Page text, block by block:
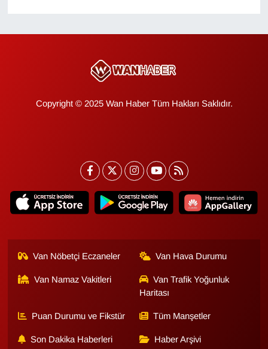
Copyright © 2025 Wan Haber Tüm Hakları Saklıdır.
Van Nöbetçi Eczaneler Van Hava Durumu
Van Namaz Vakitleri
Van Trafik Yoğunluk
Haritası
Puan Durumu ve Fikstür Tüm Manşetler
Son Dakika Haberleri Haber Arşivi
ONE EKONOMİ
POLİTİKA
Resmi İlanlar